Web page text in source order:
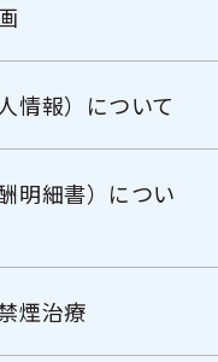
情報）について
明細書）につい
煙治療